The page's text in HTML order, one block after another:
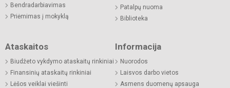
Bendradarbiavimas
Priėmimas į mokyklą
Patalpų nuoma
Biblioteka
Ataskaitos
Biudžeto vykdymo ataskaitų rinkiniai
Finansinių ataskaitų rinkiniai
Lėšos veiklai viešinti
Informacija
Nuorodos
Laisvos darbo vietos
Asmens duomenų apsauga